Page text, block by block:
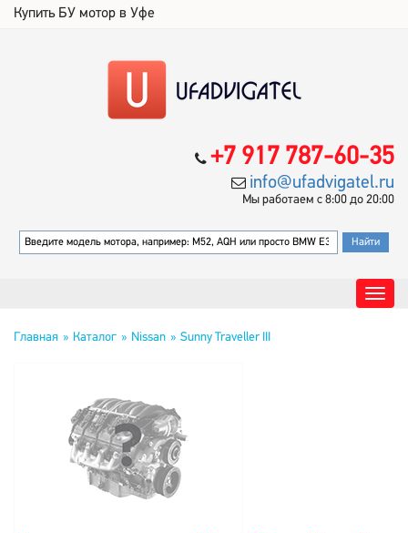
Купить БУ мотор в Уфе
+7 917 787-60-35
info@ufadvigatel.ru
Мы работаем с 8:00 до 20:00
Главная Каталог Nissan Sunny Traveller III